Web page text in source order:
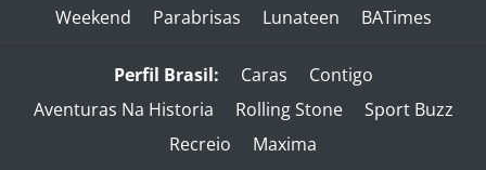
Weekend
Parabrisas Lunateen BATimes
Perfil Brasil: Caras
Contigo
Aventuras Na Historia
Rolling Stone
Sport Buzz
Recreio
Maxima